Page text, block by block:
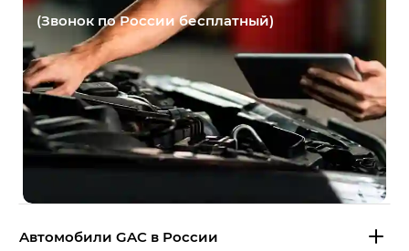
(Звонок по России бесплатный)
Aвтомобили GAC в России